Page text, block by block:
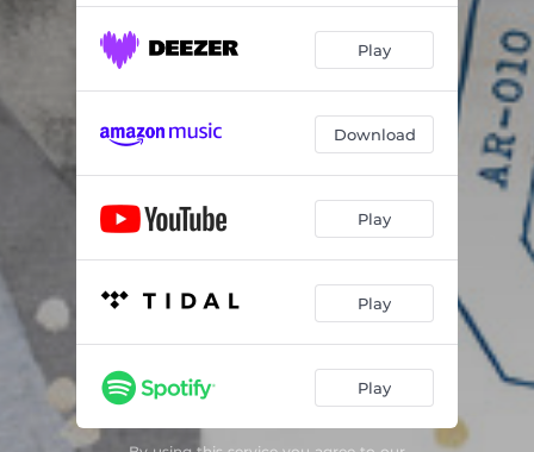
Play
Download
Play
Play
Play